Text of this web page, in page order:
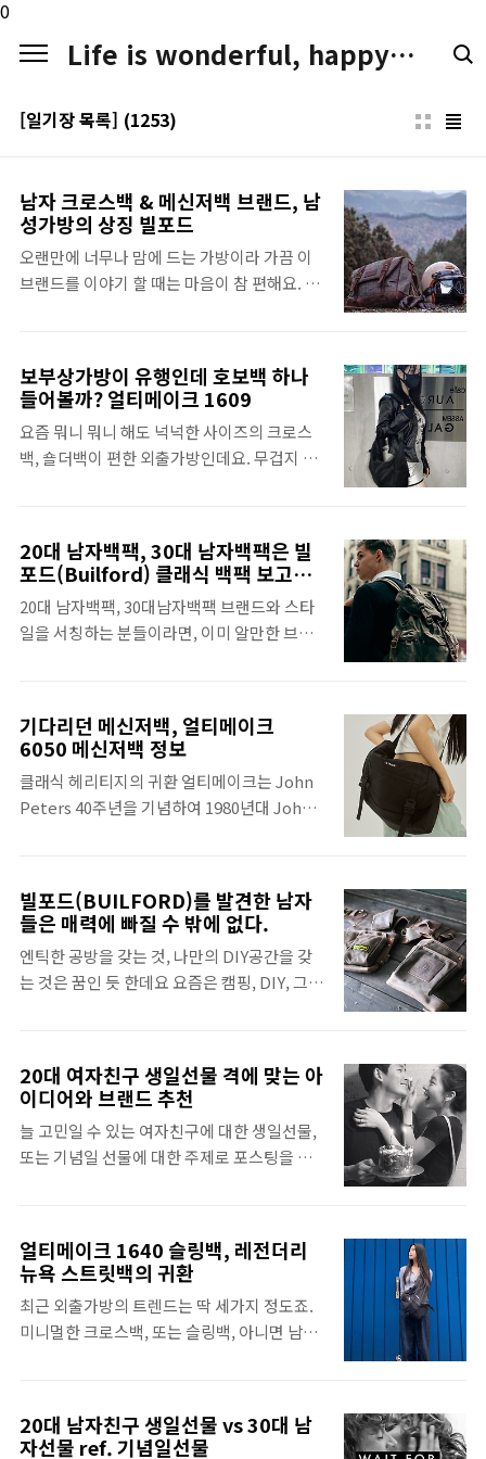
0
본문 바로가기
Life is wonderful, happy. LIFE LOGGER
[일기장 목록] (1253)
남자 크로스백 & 메신저백 브랜드, 남
성가방의 상징 빌포드
오랜만에 너무나 맘에 드는 가방이라 가끔 이
브랜드를 이야기 할 때는 마음이 참 편해요. 빌
이 대부분 20대 후반부터이기 때문에 직장인
의 서류가방 겸 데일리백으로도 많이 사용되는
편입니다. 캐쥬얼, 세미룩, 정장까지 잘 어울리
는 빌포드 보헤미안 메신저백 빌포드에서
게 관심을 받게된 계기가 되었는데요, 사실은
이미 모터사이클쪽 유저에게는 빌포드
(builford)는 이미 친숙한 이름이기도 합니다.
왜냐하면 빌포드와 함께 바버, 벨스트프라는
이름의 브랜드들이 글로벌 왁스캔버스로 유명
보부상가방이 유행인데 호보백 하나
들어볼까? 얼티메이크 1609
요즘 뭐니 뭐니 해도 넉넉한 사이즈의 크로스
백, 숄더백이 편한 외출가방인데요. 무겁지 않
소재보다는 고급스럽고 여성스러워요. 빅 호
보백 중에서 30대 전후로 사용을 하려면 브랜
드도 무시 못할것 같구요. 그래서 브랜드 괜찮
고 프로모션도 좋은 얼티메이크 1609를 한번
방이랍니다. 역시 핏은 자연스럽구요. 예전에
사실 제가 좋아하던게 롱샴에서 나온 호보백이
었는데 그 가방 보다 더 고급스러운 느낌이에
요. 가방 앞뒤로 주머니가 살짝 돌출된거, 하나
는 그대로인거 이렇게 있는데 이부분도 밋밋하
20대 남자백팩, 30대 남자백팩은 빌
포드(Builford) 클래식 백팩 보고나
서 이야기 하자.
20대 남자백팩, 30대남자백팩 브랜드와 스타
일을 서칭하는 분들이라면, 이미 알만한 브랜
요 20대 남자가방이라면 약간의 변수는 있습
니다. 20대 남자들이 직장을 가지고 있는가 아
닌가에 따라서 말이죠. 30대 남자가방을 찾는
분들이라면 명확하게 소득이 있는, 브랜드의
이 될것 같은데요. 20대 후반에서 30대 이상의
남자, 소득이 있고 브랜드에 대한 경험이 우수
하다면, 대부분 이 나이대에서는 좋아하는 남
자백팩들이 있습니다. 명품이나 프레스티지
쪽으로 간다면 노멀하게 눈에 들어오는 것이
기다리던 메신저백, 얼티메이크
6050 메신저백 정보
클래식 헤리티지의 귀환 얼티메이크는 John
Peters 40주년을 기념하여 1980년대 John
1640 Totemic sling bag과 함께 1980년대
에 뉴욕에서 가장 널리 사용되던 인기 디자인
으로서 클래식 메신저백의 오리지널리티를 유
지해온 디자인입니다. 이번 워크아웃 스토리
가능한데요. 그야말로 정말 맘에 드는 브랜드
에서 나온 그 디자인 얼티메이크(ULTIMEIK)
6050 messenger bag 아래 사진의 첫줄에
보이는 메신저백이 1980년대 존피터에 의해
디자인된 제품..
빌포드(BUILFORD)를 발견한 남자
들은 매력에 빠질 수 밖에 없다.
엔틱한 공방을 갖는 것, 나만의 DIY공간을 갖
는 것은 꿈인 듯 한데요 요즘은 캠핑, DIY, 그리
이 연장은 저기에 놓고, 다른 연장은 또 저기에
있고, 방금쓴 커터는 또 어디놨는지 찾다 시간
보내는게 다이고, 못하나 꺼내려면 사다리를
올라갔다 내려갔다합니다. 그래서 희소한 득
가스 워머처럼 사용할 수도 있고, 물병이나 기
타 연장, 단조팩 파우치 용도 등으로 사용할 수
있는 멀티파우치, 주로 단조팩 파우치로 쓰면
좋을 듯 한 느낌이지만 부탄가스나 물병넣기에
굿. 빌포드의 백팩 라인업은 ..
20대 여자친구 생일선물 격에 맞는 아
이디어와 브랜드 추천
늘 고민일 수 있는 여자친구에 대한 생일선물,
또는 기념일 선물에 대한 주제로 포스팅을 해
이, 크리스마스 등 그러한 날이되면 눈이 빠지
게? 검색을 하기도 하고 알아보기도 하는데요.
이 부분에 대해 대부분의 남자분들은 공감을
할 것 같구요. 뭔가 새로워야 한다. 흔하지 않아
간과 날자는 다가오는데 이도 저도 못하는 사
태가 발생되기도 하잖아요. 우선은, 넉넉하게
얼티메이크 1640 슬링백, 레전더리
뉴욕 스트릿백의 귀환
최근 외출가방의 트렌드는 딱 세가지 정도죠.
미니멀한 크로스백, 또는 슬링백, 아니면 남녀
랜드까지 다양한 에코백을 출시하면서 제대로
20대 남자친구 생일선물 vs 30대 남
자선물 ref. 기념일선물